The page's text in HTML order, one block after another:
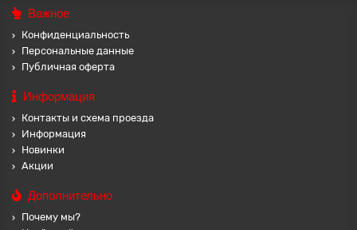
Важное
Конфиденциальность
Персональные данные
Публичная оферта
Информация
Контакты и схема проезда
Информация
Новинки
Акции
Дополнительно
Почему мы?